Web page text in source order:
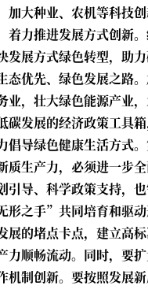
加大种业、农机等科技
着力推进发展方式创新
发展方式绿色转型，助
态优先、绿色发展之路
业，壮大绿色能源产业
碳发展的经济政策工具
倡导绿色健康生活方式
质生产力，必须进一步
引导、科学政策支持，
之手”共同培育和驱动
展的堵点卡点，建立高
力顺畅流动。同时，要
机制创新。要按照发展